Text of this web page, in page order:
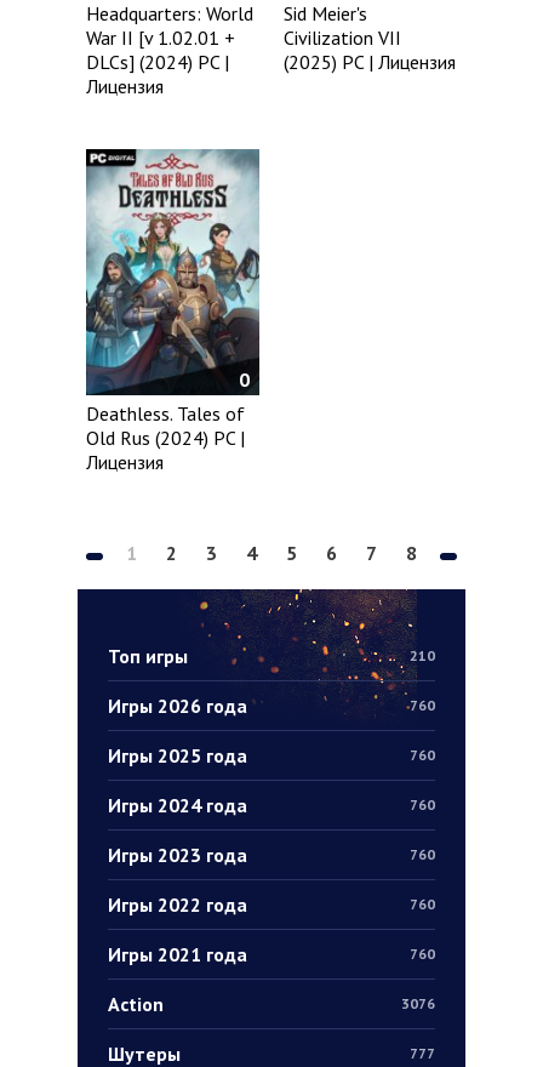
Топ игры 210
Игры 2026 года 760
Игры 2025 года 760
Игры 2024 года 760
Игры 2023 года 760
Игры 2022 года 760
Игры 2021 года 760
Action 3076
Шутеры 777
Headquarters: World
War II [v 1.02.01 +
DLCs] (2024) PC |
Лицензия
Sid Meier's
Civilization VII
(2025) PC | Лицензия
0
Deathless. Tales of
Old Rus (2024) PC |
Лицензия
1 2 3 4 5 6 7 8